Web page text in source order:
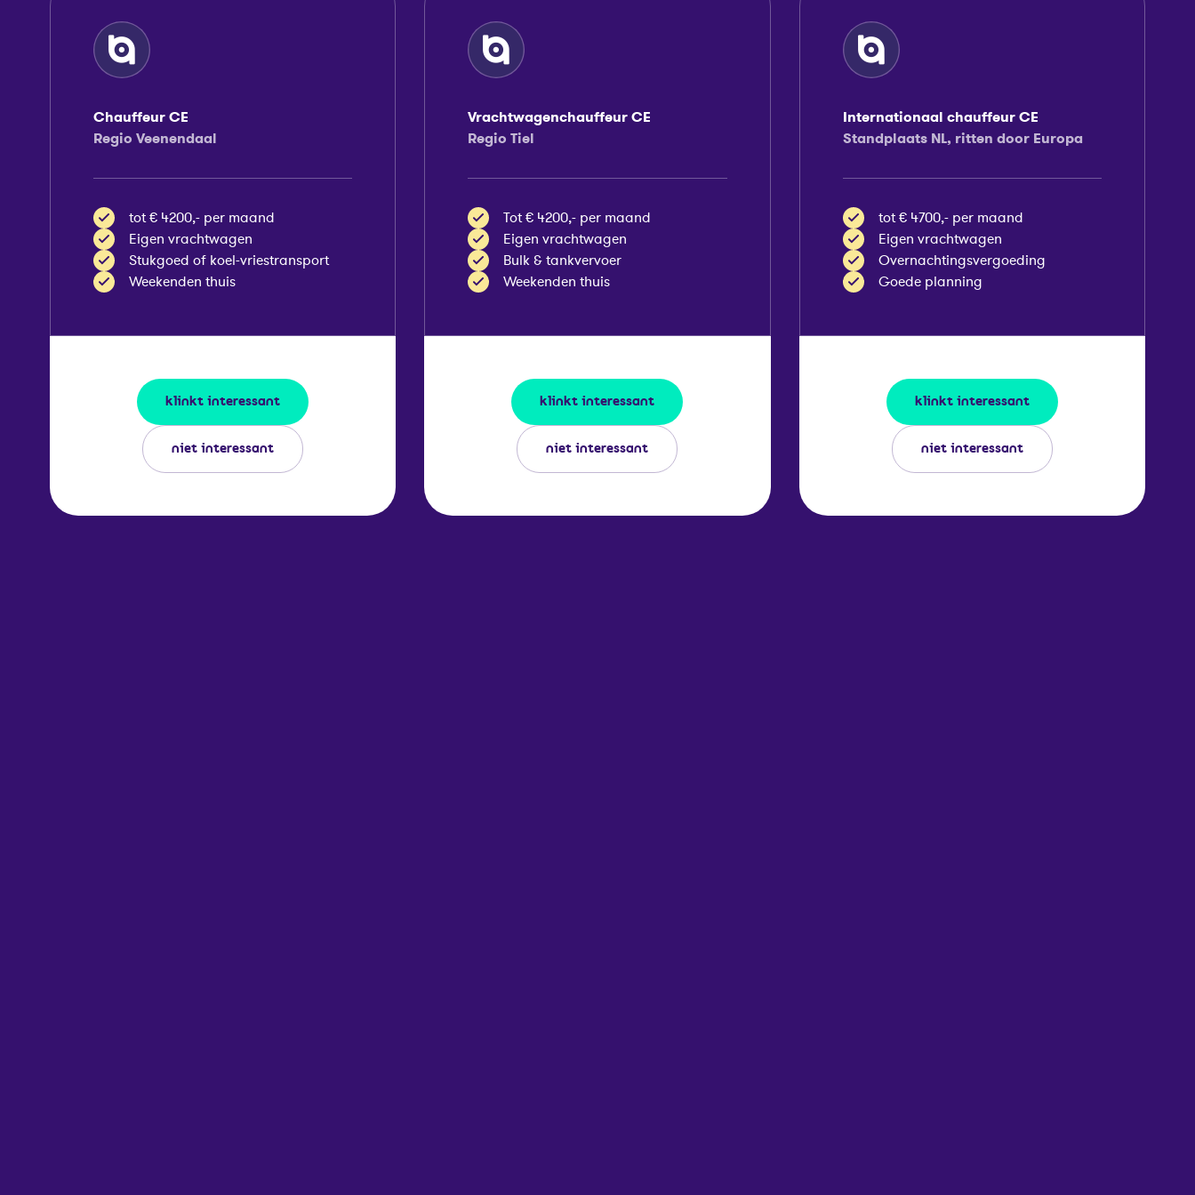
Chauffeur CE
Regio Veenendaal
tot € 4200,- per maand
Eigen vrachtwagen
Stukgoed of koel-vriestransport
Weekenden thuis
klinkt interessant
niet interessant
Vrachtwagenchauffeur CE
Regio Tiel
Tot € 4200,- per maand
Eigen vrachtwagen
Bulk & tankvervoer
Weekenden thuis
klinkt interessant
niet interessant
Internationaal chauffeur CE
Standplaats NL, ritten door Europa
tot € 4700,- per maand
Eigen vrachtwagen
Overnachtingsvergoeding
Goede planning
klinkt interessant
niet interessant